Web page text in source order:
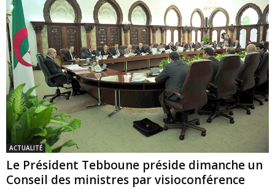
ACTUALITÉ
Le Président Tebboune préside dimanche un
Conseil des ministres par visioconférence